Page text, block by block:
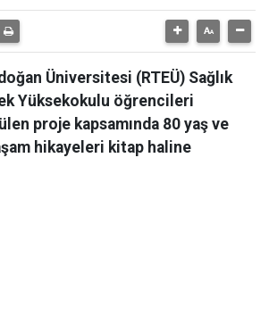
Üniversitesi (RTEÜ) Sağlık
Yüksekokulu öğrencileri
proje kapsamında 80 yaş ve
hikayeleri kitap haline